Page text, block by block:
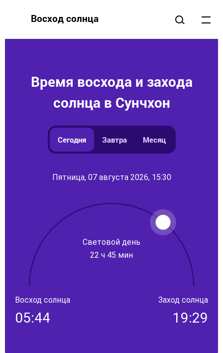
Восход солнца
Время восхода и захода
солнца в Сунчхон
Сегодня Завтра Месяц
Пятница, 07 августа 2026, 15:30
Световой день
22 ч 45 мин
Восход солнца
05:44
Заход солнца
19:29